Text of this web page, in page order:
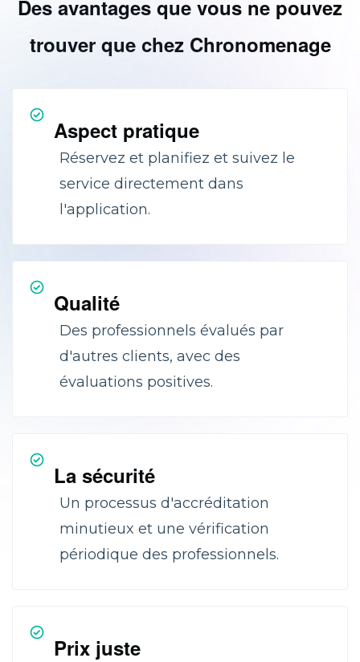
Des avantages que vous ne pouvez
trouver que chez Chronomenage
Aspect pratique
Réservez et planifiez et suivez le
service directement dans
l'application.
Qualité
Des professionnels évalués par
d'autres clients, avec des
évaluations positives.
La sécurité
Un processus d'accréditation
minutieux et une vérification
périodique des professionnels.
Prix juste